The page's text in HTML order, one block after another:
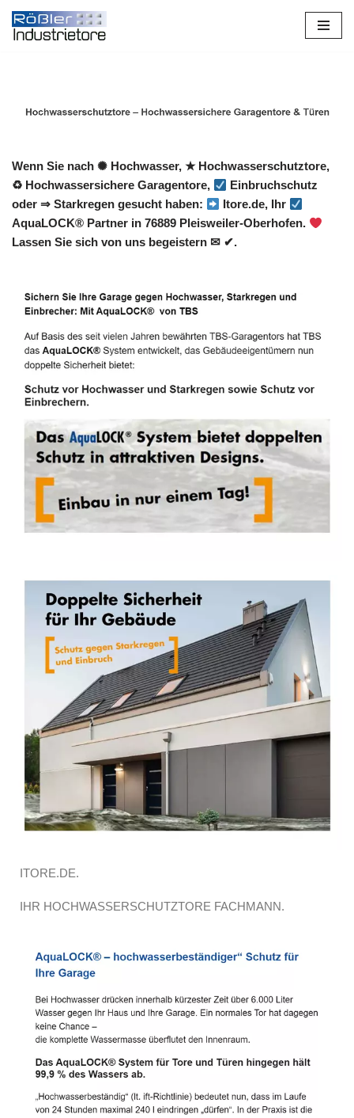
Zum
Wenn Sie nach ✺ Hochwasser, ★ Hochwasserschutztore,
♻ Hochwassersichere Garagentore,
Einbruchschutz
oder ⇒ Starkregen gesucht haben:
Itore.de, Ihr
AquaLOCK® Partner in 76889 Pleisweiler-Oberhofen.
Lassen Sie sich von uns begeistern ✉ ✔.
ITORE.DE.
IHR HOCHWASSERSCHUTZTORE FACHMANN.